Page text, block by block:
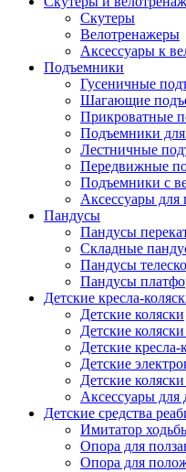
Скутеры
Велотренажеры
Аксессуары к
Подъемники
Гусеничные
Шагающие
Прикроватные
Подъемники
Лестничные
Передвижные
Подъемники с
Аксессуары для
Пандусы
Пандусы
Складные
Пандусы
Пандусы
Детские кресла-
Детские коляски
Детские
Детские кресла-
Детские
Детские
Аксессуары для
Детские средства
Имитатор
Опора для
Опора для